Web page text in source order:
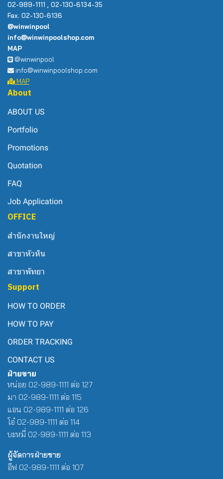
02-989-1111 , 02-130-6134-35
Fax. 02-130-6136
@winwinpool
info@winwinpoolshop.com
MAP
@winwinpool
info@winwinpoolshop.com
MAP
About
ABOUT US
Portfolio
Promotions
Quotation
FAQ
Job Application
OFFICE
สำนักงานใหญ่
สาขาหัวหิน
สาขาพัทยา
Support
HOW TO ORDER
HOW TO PAY
ORDER TRACKING
CONTACT US
ฝ่ายขาย
หน่อย 02-989-1111 ต่อ 127
มา 02-989-1111 ต่อ 115
แอน 02-989-1111 ต่อ 126
โอ๋ 02-989-1111 ต่อ 114
บะหมี่ 02-989-1111 ต่อ 113
ผู้จัดการฝ่ายขาย
อีฟ 02-989-1111 ต่อ 107